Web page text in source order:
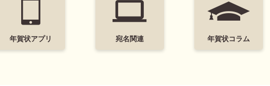
年賀状アプリ 宛名関連 年賀状コラム